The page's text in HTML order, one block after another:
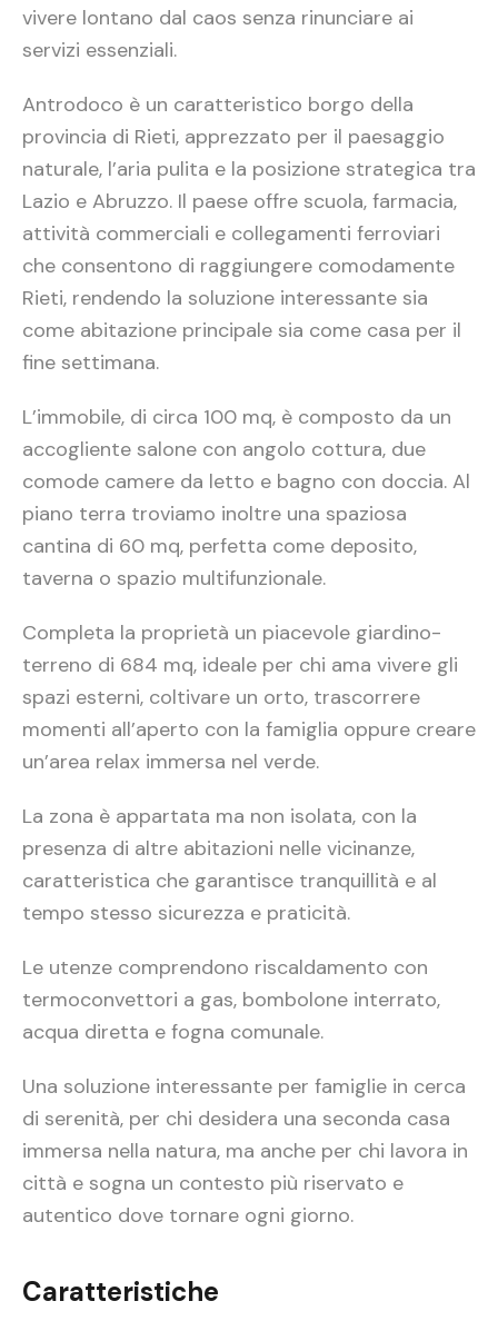
vivere lontano dal caos senza rinunciare ai
servizi essenziali.
Antrodoco è un caratteristico borgo della
provincia di Rieti, apprezzato per il paesaggio
naturale, l’aria pulita e la posizione strategica tra
Lazio e Abruzzo. Il paese offre scuola, farmacia,
attività commerciali e collegamenti ferroviari
che consentono di raggiungere comodamente
Rieti, rendendo la soluzione interessante sia
come abitazione principale sia come casa per il
fine settimana.
L’immobile, di circa 100 mq, è composto da un
accogliente salone con angolo cottura, due
comode camere da letto e bagno con doccia. Al
piano terra troviamo inoltre una spaziosa
cantina di 60 mq, perfetta come deposito,
taverna o spazio multifunzionale.
Completa la proprietà un piacevole giardino-
terreno di 684 mq, ideale per chi ama vivere gli
spazi esterni, coltivare un orto, trascorrere
momenti all’aperto con la famiglia oppure creare
un’area relax immersa nel verde.
La zona è appartata ma non isolata, con la
presenza di altre abitazioni nelle vicinanze,
caratteristica che garantisce tranquillità e al
tempo stesso sicurezza e praticità.
Le utenze comprendono riscaldamento con
termoconvettori a gas, bombolone interrato,
acqua diretta e fogna comunale.
Una soluzione interessante per famiglie in cerca
di serenità, per chi desidera una seconda casa
immersa nella natura, ma anche per chi lavora in
città e sogna un contesto più riservato e
autentico dove tornare ogni giorno.
Caratteristiche